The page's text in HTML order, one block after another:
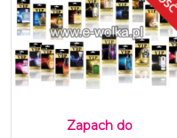
Zapach do